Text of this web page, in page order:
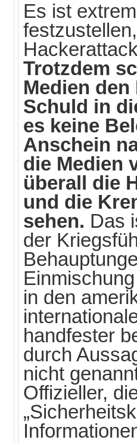
Es ist
Trotzdem
Medien
Schuld in
es keine
Anschein
die Medien
überall die
und die
sehen. Das
der
in den
handfester
durch
nicht
Offizieller,